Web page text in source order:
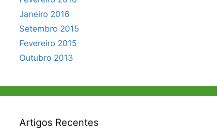
Janeiro 2016
Setembro 2015
Fevereiro 2015
Outubro 2013
Artigos Recentes